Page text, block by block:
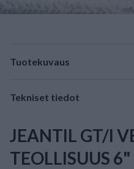
Tuotekuvaus
Tekniset tiedot
JEANTIL GT/I
TEOLLISUUS